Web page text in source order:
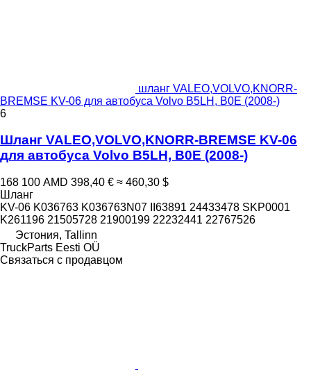
шланг VALEO,VOLVO,KNORR-
BREMSE KV-06 для автобуса Volvo B5LH, B0E (2008-)
6
Шланг VALEO,VOLVO,KNORR-BREMSE KV-06
для автобуса Volvo B5LH, B0E (2008-)
168 100 AMD 398,40 € ≈ 460,30 $
Шланг
KV-06 K036763 K036763N07 II63891 24433478 SKP0001
K261196 21505728 21900199 22232441 22767526
Эстония, Tallinn
TruckParts Eesti OÜ
Связаться с продавцом